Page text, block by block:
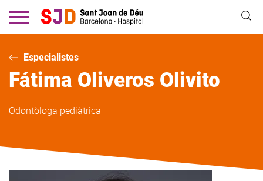
contingut
Especialistes
Fátima Oliveros Olivito
Odontòloga pediàtrica